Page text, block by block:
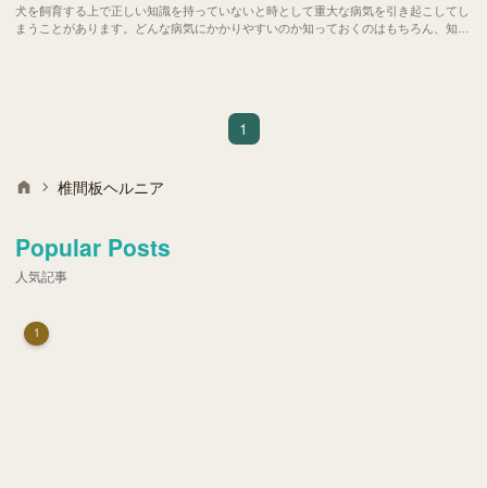
犬を飼育する上で正しい知識を持っていないと時として重大な病気を引き起こしてし
まうことがあります。どんな病気にかかりやすいのか知っておくのはもちろん、知識
1
椎間板ヘルニア
Popular Posts
人気記事
1